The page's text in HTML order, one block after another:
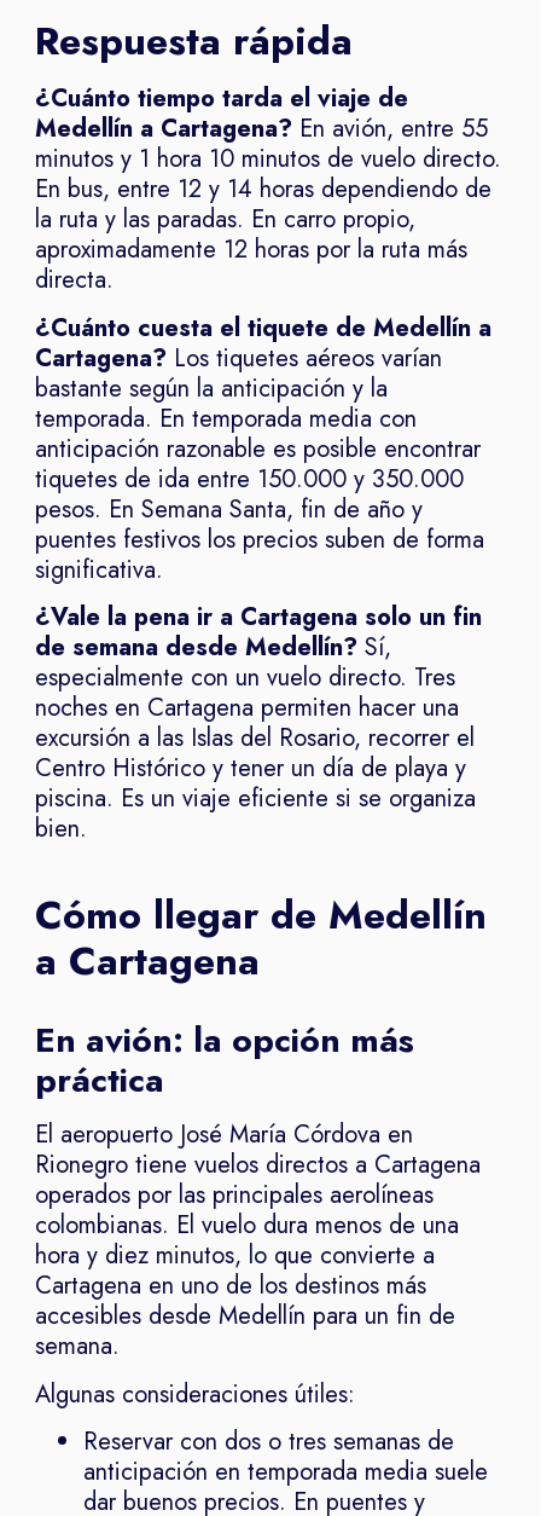
Respuesta rápida
¿Cuánto tiempo tarda el viaje de
Medellín a Cartagena? En avión, entre 55
minutos y 1 hora 10 minutos de vuelo directo.
En bus, entre 12 y 14 horas dependiendo de
la ruta y las paradas. En carro propio,
aproximadamente 12 horas por la ruta más
directa.
¿Cuánto cuesta el tiquete de Medellín a
Cartagena? Los tiquetes aéreos varían
bastante según la anticipación y la
temporada. En temporada media con
anticipación razonable es posible encontrar
tiquetes de ida entre 150.000 y 350.000
pesos. En Semana Santa, fin de año y
puentes festivos los precios suben de forma
significativa.
¿Vale la pena ir a Cartagena solo un fin
de semana desde Medellín? Sí,
especialmente con un vuelo directo. Tres
noches en Cartagena permiten hacer una
excursión a las Islas del Rosario, recorrer el
Centro Histórico y tener un día de playa y
piscina. Es un viaje eficiente si se organiza
bien.
Cómo llegar de Medellín
a Cartagena
En avión: la opción más
práctica
El aeropuerto José María Córdova en
Rionegro tiene vuelos directos a Cartagena
operados por las principales aerolíneas
colombianas. El vuelo dura menos de una
hora y diez minutos, lo que convierte a
Cartagena en uno de los destinos más
accesibles desde Medellín para un fin de
semana.
Algunas consideraciones útiles:
Reservar con dos o tres semanas de
anticipación en temporada media suele
dar buenos precios. En puentes y